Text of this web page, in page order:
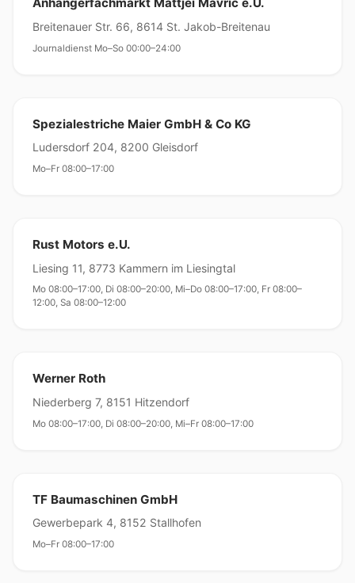
Breitenauer Str. 66, 8614 St. Jakob-Breitenau
Journaldienst Mo–So 00:00–24:00
Spezialestriche Maier GmbH & Co KG
Ludersdorf 204, 8200 Gleisdorf
Mo–Fr 08:00–17:00
Rust Motors e.U.
Liesing 11, 8773 Kammern im Liesingtal
Mo 08:00–17:00, Di 08:00–20:00, Mi–Do 08:00–17:00, Fr 08:00–
12:00, Sa 08:00–12:00
Werner Roth
Niederberg 7, 8151 Hitzendorf
Mo 08:00–17:00, Di 08:00–20:00, Mi–Fr 08:00–17:00
TF Baumaschinen GmbH
Gewerbepark 4, 8152 Stallhofen
Mo–Fr 08:00–17:00